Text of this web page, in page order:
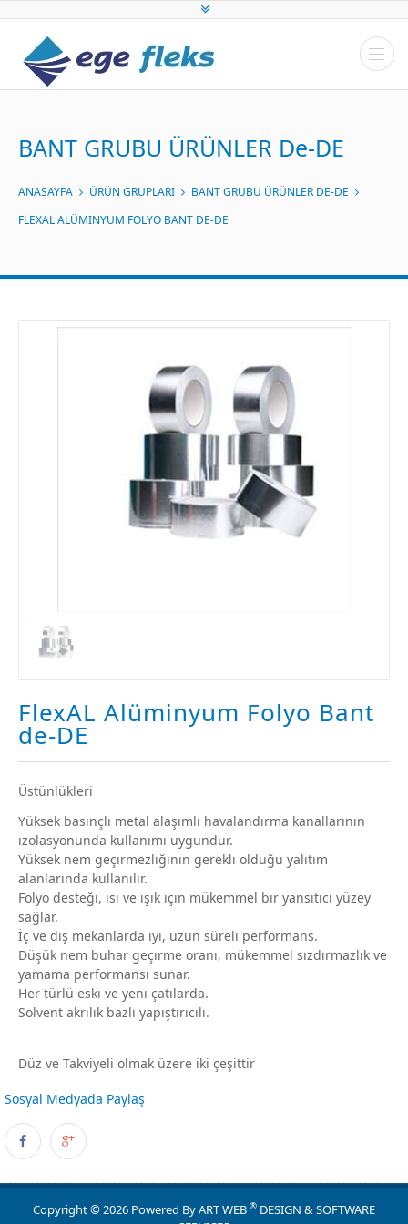
BANT GRUBU ÜRÜNLER De-DE
ANASAYFA ÜRÜN GRUPLARI
BANT GRUBU ÜRÜNLER DE-DE
FLEXAL ALÜMINYUM FOLYO BANT DE-DE
FlexAL Alüminyum Folyo Bant
de-DE
Üstünlükleri
Yüksek basınçlı metal alaşımlı havalandırma kanallarının
ızolasyonunda kullanımı uygundur.
Yüksek nem geçırmezlığının gereklı olduğu yalıtım
alanlarında kullanılır.
Folyo desteğı, ısı ve ışık ıçın mükemmel bır yansıtıcı yüzey
sağlar.
İç ve dış mekanlarda ıyı, uzun sürelı performans.
Düşük nem buhar geçırme oranı, mükemmel sızdırmazlık ve
yamama performansı sunar.
Her türlü eskı ve yenı çatılarda.
Solvent akrılık bazlı yapıştırıcılı.
Düz ve Takviyeli olmak üzere iki çeşittir
Sosyal Medyada Paylaş
Copyright © 2026 Powered ByART WEB ® DESIGN & SOFTWARE